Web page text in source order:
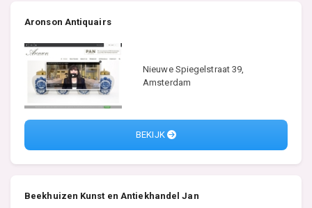
Aronson Antiquairs
Nieuwe Spiegelstraat 39,
Amsterdam
BEKIJK
Beekhuizen Kunst en Antiekhandel Jan